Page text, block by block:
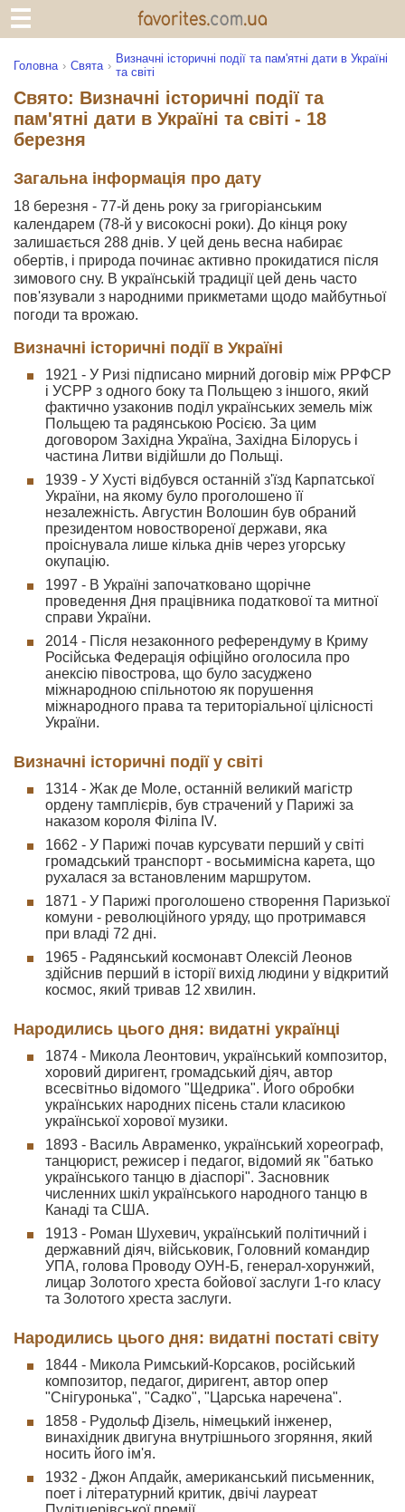
Головна Свята
Визначні історичні події та пам'ятні дати в Україні
та світі
Свято: Визначні історичні події та
пам'ятні дати в Україні та світі - 18
березня
Загальна інформація про дату
18 березня - 77-й день року за григоріанським
календарем (78-й у високосні роки). До кінця року
залишається 288 днів. У цей день весна набирає
обертів, і природа починає активно прокидатися після
зимового сну. В українській традиції цей день часто
пов'язували з народними прикметами щодо майбутньої
погоди та врожаю.
Визначні історичні події в Україні
1921 - У Ризі підписано мирний договір між РРФСР
і УСРР з одного боку та Польщею з іншого, який
фактично узаконив поділ українських земель між
Польщею та радянською Росією. За цим
договором Західна Україна, Західна Білорусь і
частина Литви відійшли до Польщі.
1939 - У Хусті відбувся останній з'їзд Карпатської
України, на якому було проголошено її
незалежність. Августин Волошин був обраний
президентом новоствореної держави, яка
проіснувала лише кілька днів через угорську
окупацію.
1997 - В Україні започатковано щорічне
проведення Дня працівника податкової та митної
справи України.
2014 - Після незаконного референдуму в Криму
Російська Федерація офіційно оголосила про
анексію півострова, що було засуджено
міжнародною спільнотою як порушення
міжнародного права та територіальної цілісності
України.
Визначні історичні події у світі
1314 - Жак де Моле, останній великий магістр
ордену тамплієрів, був страчений у Парижі за
наказом короля Філіпа IV.
1662 - У Парижі почав курсувати перший у світі
громадський транспорт - восьмимісна карета, що
рухалася за встановленим маршрутом.
1871 - У Парижі проголошено створення Паризької
комуни - революційного уряду, що протримався
при владі 72 дні.
1965 - Радянський космонавт Олексій Леонов
здійснив перший в історії вихід людини у відкритий
космос, який тривав 12 хвилин.
Народились цього дня: видатні українці
1874 - Микола Леонтович, український композитор,
хоровий диригент, громадський діяч, автор
всесвітньо відомого "Щедрика". Його обробки
українських народних пісень стали класикою
української хорової музики.
1893 - Василь Авраменко, український хореограф,
танцюрист, режисер і педагог, відомий як "батько
українського танцю в діаспорі". Засновник
численних шкіл українського народного танцю в
Канаді та США.
1913 - Роман Шухевич, український політичний і
державний діяч, військовик, Головний командир
УПА, голова Проводу ОУН-Б, генерал-хорунжий,
лицар Золотого хреста бойової заслуги 1-го класу
та Золотого хреста заслуги.
Народились цього дня: видатні постаті світу
1844 - Микола Римський-Корсаков, російський
композитор, педагог, диригент, автор опер
"Снігуронька", "Садко", "Царська наречена".
1858 - Рудольф Дізель, німецький інженер,
винахідник двигуна внутрішнього згоряння, який
носить його ім'я.
1932 - Джон Апдайк, американський письменник,
поет і літературний критик, двічі лауреат